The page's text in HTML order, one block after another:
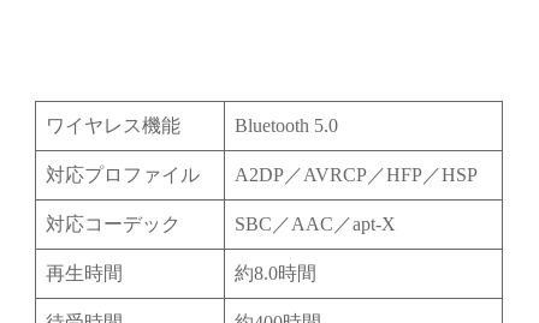
ワイヤレス機能 Bluetooth 5.0
対応プロファイル A2DP／AVRCP／HFP／HSP
対応コーデック SBC／AAC／apt-X
再生時間 約8.0時間